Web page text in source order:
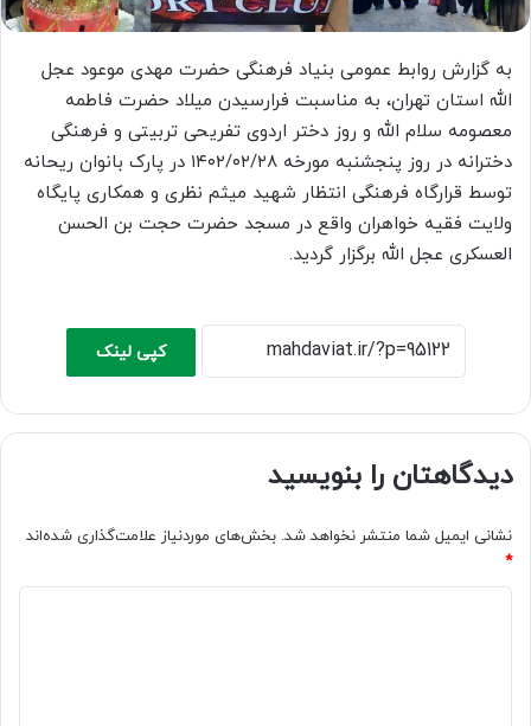
به گزارش روابط عمومی بنیاد فرهنگی حضرت مهدی موعود عجل
الله استان تهران، به مناسبت فرارسیدن میلاد حضرت فاطمه
معصومه سلام الله و روز دختر اردوی تفریحی تربیتی و فرهنگی
دخترانه در روز پنجشنبه مورخه ۱۴۰۲/۰۲/۲۸ در پارک بانوان ریحانه
توسط قرارگاه فرهنگی انتظار شهید میثم نظری و همکاری پایگاه
ولایت فقیه خواهران واقع در مسجد حضرت حجت بن الحسن
العسکری عجل الله برگزار گردید.
کپی لینک
دیدگاهتان را بنویسید
نشانی ایمیل شما منتشر نخواهد شد. بخش‌های موردنیاز علامت‌گذاری شده‌اند
*